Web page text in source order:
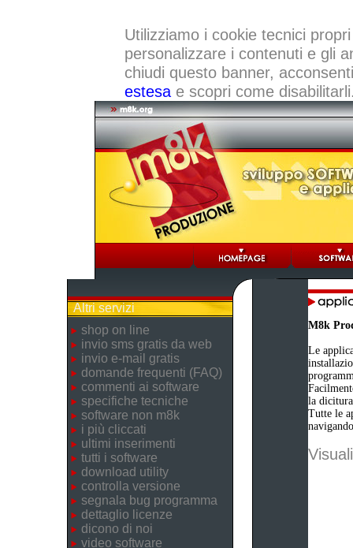
Utilizziamo i cookie tecnici
personalizzare i contenuti e gli
chiudi questo banner,
estesae scopri come
Altri servizi
shop on line
invio sms gratis da web
invio e-mail gratis
domande frequenti (FAQ)
commenti ai software
specifiche tecniche
software non m8k
i più cliccati
ultimi inserimenti
tutti i software
download utility
controlla versione
segnala bug programma
dettaglio licenze
dicono di noi
video software
M8k
Le
la
Tutte le